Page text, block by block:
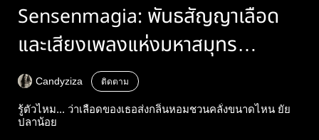
Sensenmagia: พันธสัญญาเลือด
และเสียงเพลงแห่งมหาสมุทร
#JayGin
Candyziza ติดตาม
รู้ตัวไหม... ว่าเลือดของเธอส่งกลิ่นหอมชวนคลั่งขนาดไหน ยัย
ปลาน้อย